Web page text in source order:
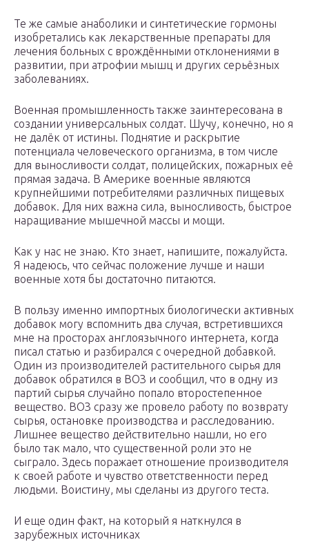
Те же самые анаболики и синтетические гормоны
изобретались как лекарственные препараты для
лечения больных с врождёнными отклонениями в
развитии, при атрофии мышц и других серьёзных
заболеваниях.
Военная промышленность также заинтересована в
создании универсальных солдат. Шучу, конечно, но я
не далёк от истины. Поднятие и раскрытие
потенциала человеческого организма, в том числе
для выносливости солдат, полицейских, пожарных её
прямая задача. В Америке военные являются
крупнейшими потребителями различных пищевых
добавок. Для них важна сила, выносливость, быстрое
наращивание мышечной массы и мощи.
Как у нас не знаю. Кто знает, напишите, пожалуйста.
Я надеюсь, что сейчас положение лучше и наши
военные хотя бы достаточно питаются.
В пользу именно импортных биологически активных
добавок могу вспомнить два случая, встретившихся
мне на просторах англоязычного интернета, когда
писал статью и разбирался с очередной добавкой.
Один из производителей растительного сырья для
добавок обратился в ВОЗ и сообщил, что в одну из
партий сырья случайно попало второстепенное
вещество. ВОЗ сразу же провело работу по возврату
сырья, остановке производства и расследованию.
Лишнее вещество действительно нашли, но его
было так мало, что существенной роли это не
сыграло. Здесь поражает отношение производителя
к своей работе и чувство ответственности перед
людьми. Воистину, мы сделаны из другого теста.
И еще один факт, на который я наткнулся в
зарубежных источниках